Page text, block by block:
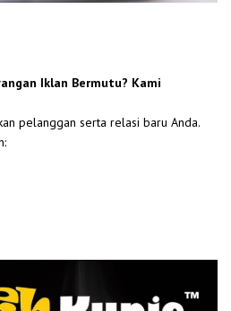
Iklan Bermutu? Kami
pelanggan serta relasi baru Anda.